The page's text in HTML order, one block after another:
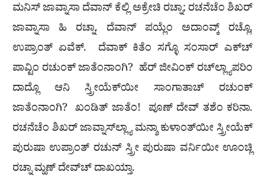
ಮನಿಸ್ ಜಾವ್ನಾಸಾ ದೆವಾನ್ ಕೆಲ್ಲಿ ಅಕ್ರೇಚಿ ರಚ್ನಾ; ರಚನೆಚೆಂ ಶಿಖರ್
ಜಾವ್ನಾಸಾ ಹಿ ರಚ್ನಾ. ದೆವಾನ್ ಪಯ್ಲೆಂ ಅದಾಂವ್ಕ್ ರಚ್ಲೊ,
ಉಪ್ರಾಂತ್ ಏವೆಕ್. ದೆವಾಕ್ ಕಿತೆಂ ಸಗ್ಳೊ ಸಂಸಾರ್ ಎಕ್‍ಚ್
ಪಾವ್ಟಿಂ ರಚುಂಕ್ ಜಾತೆಂನಾಂಗಿ? ಹೆರ್ ಜೀವಿಂಕ್ ರಚ್‍ಲ್ಲ್ಯಾಪರಿಂ
ದಾದ್ಲೊ ಆನಿ ಸ್ತ್ರೀಯೆಕ್‍ಯೀ ಸಾಂಗಾತಾಚ್ ರಚುಂಕ್
ಜಾತೆಂನಾಂಗಿ? ಖಂಡಿತ್ ಜಾತೆಂ! ಪೂಣ್ ದೇವ್ ತಶೆಂ ಕರಿನಾ.
ರಚನೆಚೆಂ ಶಿಖರ್ ಜಾವ್ನಾಸ್‍ಲ್ಲ್ಯಾ ಮನ್ಶಾ ಕುಳಾಂತ್‍ಯೀ ಸ್ತ್ರೀಯೆಕ್
ಪುರುಷಾ ಉಪ್ರಾಂತ್ ರಚುನ್ ಸ್ತ್ರೀ ಪುರುಷಾ ವರ್ನಿಯೀ ಊಂಚ್ಲಿ
ರಚ್ನಾ ಮ್ಹಣ್ ದೇವ್‍ಚ್ ದಾಖಯ್ತಾ.